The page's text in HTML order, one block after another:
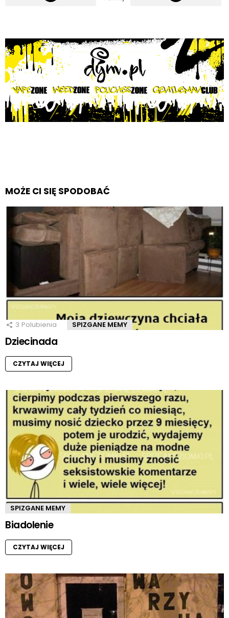
MOŻE CI SIĘ SPODOBAĆ
3 Polubienia SPIZGANE MEMY
Dziecinada
CZYTAJ WIĘCEJ
SPIZGANE MEMY
Biadolenie
CZYTAJ WIĘCEJ